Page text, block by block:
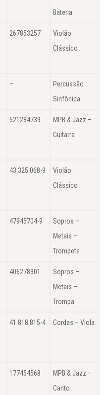
Bateria
267853257
Violão
Clássico
–
Percussão
Sinfônica
521284739
MPB & Jazz –
Guitarra
43.325.068-9
Violão
Clássico
47945704-9
Sopros –
Metais –
Trompete
406278301
Sopros –
Metais –
Trompa
41.818.815-4 Cordas – Viola
177454568
MPB & Jazz –
Canto